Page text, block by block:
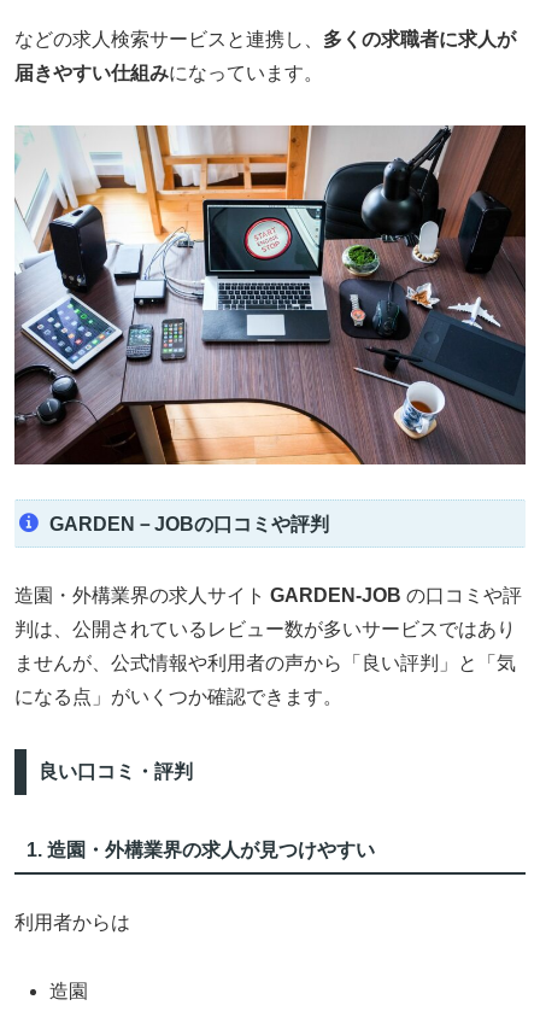
などの求人検索サービスと連携し、 多くの求職者に求人が
届きやすい仕組みになっています。
GARDEN－JOBの口コミや評判
造園・外構業界の求人サイト GARDEN-JOB の口コミや評
判は、公開されているレビュー数が多いサービスではあり
ませんが、公式情報や利用者の声から「良い評判」と「気
になる点」がいくつか確認できます。
良い口コミ・評判
1. 造園・外構業界の求人が見つけやすい
利用者からは
造園